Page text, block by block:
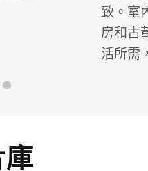
致。室
房和古
活所需
庫